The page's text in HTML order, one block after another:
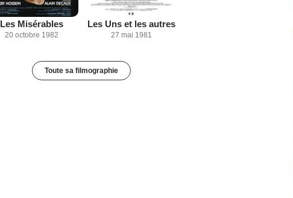
Les Misérables
20 octobre 1982
Les Uns et les autres
27 mai 1981
Toute sa filmographie